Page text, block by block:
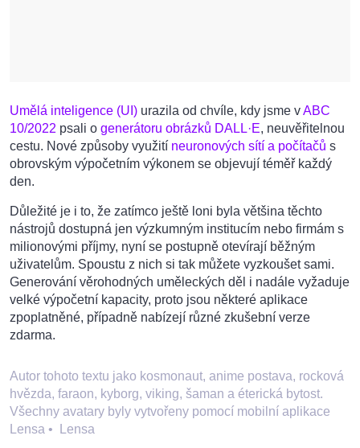
Umělá inteligence (UI) urazila od chvíle, kdy jsme vABC
10/2022 psali o generátoru obrázků DALL·E, neuvěřitelnou
cestu. Nové způsoby využití neuronových sítí a počítačů s
obrovským výpočetním výkonem se objevují téměř každý
den.
Důležité je i to, že zatímco ještě loni byla většina těchto
nástrojů dostupná jen výzkumným institucím nebo firmám s
milionovými příjmy, nyní se postupně otevírají běžným
uživatelům. Spoustu z nich si tak můžete vyzkoušet sami.
Generování věrohodných uměleckých děl i nadále vyžaduje
velké výpočetní kapacity, proto jsou některé aplikace
zpoplatněné, případně nabízejí různé zkušební verze
zdarma.
Autor tohoto textu jako kosmonaut, anime postava, rocková
hvězda, faraon, kyborg, viking, šaman a éterická bytost.
Všechny avatary byly vytvořeny pomocí mobilní aplikace
Lensa • Lensa